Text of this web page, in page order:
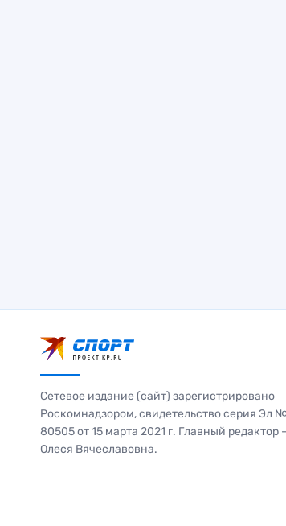
Сетевое издание (сайт) зарегистрировано
Роскомнадзором, свидетельство серия Эл
80505 от 15 марта 2021 г. Главный редактор
Олеся Вячеславовна.